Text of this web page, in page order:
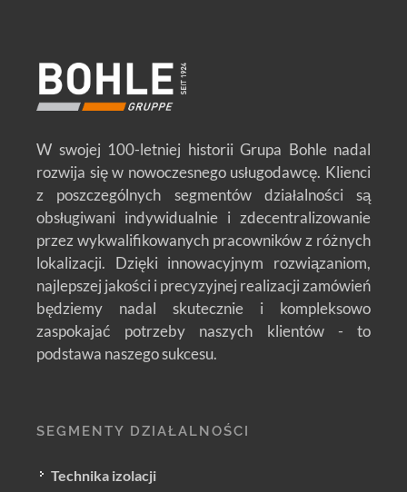
W swojej 100-letniej historii Grupa Bohle nadal
rozwija się w nowoczesnego usługodawcę. Klienci
z poszczególnych segmentów działalności są
obsługiwani indywidualnie i zdecentralizowanie
przez wykwalifikowanych pracowników z różnych
lokalizacji. Dzięki innowacyjnym rozwiązaniom,
najlepszej jakości i precyzyjnej realizacji zamówień
będziemy nadal skutecznie i kompleksowo
zaspokajać potrzeby naszych klientów - to
podstawa naszego sukcesu.
SEGMENTY DZIAŁALNOŚCI
Technika izolacji